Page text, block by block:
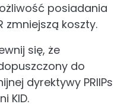
posiadania
zmniejszą koszty.
się, że
do
dyrektywy PRIIPs
KID.